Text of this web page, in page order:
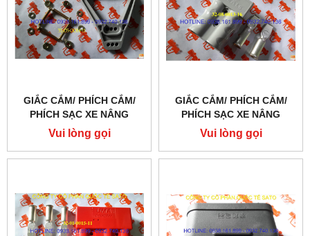
GIẮC CẮM/ PHÍCH CẮM/
PHÍCH SẠC XE NÂNG
Vui lòng gọi
GIẮC CẮM/ PHÍCH CẮM/
PHÍCH SẠC XE NÂNG
REALS 350A 600V
Vui lòng gọi